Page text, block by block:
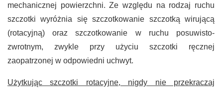
mechanicznej powierzchni. Ze względu na rodzaj ruchu
szczotki wyróżnia się szczotkowanie szczotką wirującą
(rotacyjną) oraz szczotkowanie w ruchu posuwisto-
zwrotnym, zwykle przy użyciu szczotki ręcznej
zaopatrzonej w odpowiedni uchwyt.
Użytkując szczotki rotacyjne, nigdy nie przekraczaj